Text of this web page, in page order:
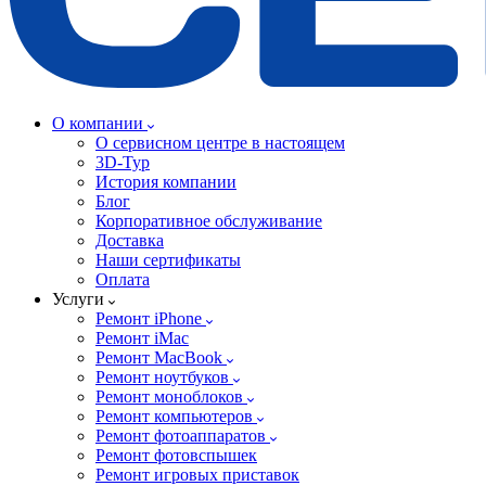
О компании
О сервисном центре в настоящем
3D-Тур
История компании
Блог
Корпоративное обслуживание
Доставка
Наши сертификаты
Оплата
Услуги
Ремонт iPhone
Ремонт iMac
Ремонт MacBook
Ремонт ноутбуков
Ремонт моноблоков
Ремонт компьютеров
Ремонт фотоаппаратов
Ремонт фотовспышек
Ремонт игровых приставок